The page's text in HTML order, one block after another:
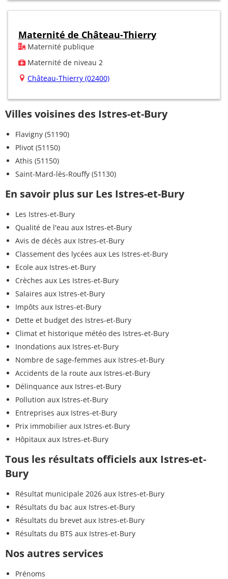
Maternité de Château-Thierry
Maternité publique
Maternité de niveau 2
Château-Thierry (02400)
Villes voisines des Istres-et-Bury
Flavigny (51190)
Plivot (51150)
Athis (51150)
Saint-Mard-lès-Rouffy (51130)
En savoir plus sur Les Istres-et-Bury
Les Istres-et-Bury
Qualité de l'eau aux Istres-et-Bury
Avis de décès aux Istres-et-Bury
Classement des lycées aux Les Istres-et-Bury
Ecole aux Istres-et-Bury
Crèches aux Les Istres-et-Bury
Salaires aux Istres-et-Bury
Impôts aux Istres-et-Bury
Dette et budget des Istres-et-Bury
Climat et historique météo des Istres-et-Bury
Inondations aux Istres-et-Bury
Nombre de sage-femmes aux Istres-et-Bury
Accidents de la route aux Istres-et-Bury
Délinquance aux Istres-et-Bury
Pollution aux Istres-et-Bury
Entreprises aux Istres-et-Bury
Prix immobilier aux Istres-et-Bury
Hôpitaux aux Istres-et-Bury
Tous les résultats officiels aux Istres-et-
Bury
Résultat municipale 2026 aux Istres-et-Bury
Résultats du bac aux Istres-et-Bury
Résultats du brevet aux Istres-et-Bury
Résultats du BTS aux Istres-et-Bury
Nos autres services
Prénoms